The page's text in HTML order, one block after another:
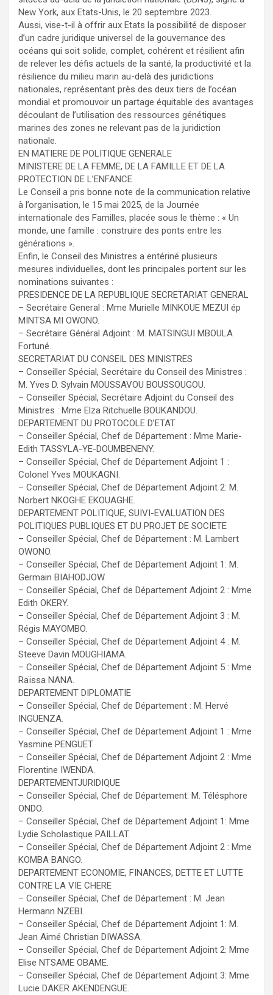
New York, aux Etats-Unis, le 20 septembre 2023.
Aussi, vise-t-il à offrir aux Etats la possibilité de disposer
d’un cadre juridique universel de la gouvernance des
océans qui soit solide, complet, cohérent et résilient afin
de relever les défis actuels de la santé, la productivité et la
résilience du milieu marin au-delà des juridictions
nationales, représentant près des deux tiers de l’océan
mondial et promouvoir un partage équitable des avantages
découlant de l’utilisation des ressources génétiques
marines des zones ne relevant pas de la juridiction
nationale.
EN MATIERE DE POLITIQUE GENERALE
MINISTERE DE LA FEMME, DE LA FAMILLE ET DE LA
PROTECTION DE L’ENFANCE
Le Conseil a pris bonne note de la communication relative
à l’organisation, le 15 mai 2025, de la Journée
internationale des Familles, placée sous le thème : « Un
monde, une famille : construire des ponts entre les
générations ».
Enfin, le Conseil des Ministres a entériné plusieurs
mesures individuelles, dont les principales portent sur les
nominations suivantes :
PRESIDENCE DE LA REPUBLIQUE SECRETARIAT GENERAL
– Secrétaire General : Mme Murielle MINKOUE MEZUI ép
MINTSA MI OWONO.
– Secrétaire Général Adjoint : M. MATSINGUI MBOULA
Fortuné.
SECRETARIAT DU CONSEIL DES MINISTRES
– Conseiller Spécial, Secrétaire du Conseil des Ministres :
M. Yves D. Sylvain MOUSSAVOU BOUSSOUGOU.
– Conseiller Spécial, Secrétaire Adjoint du Conseil des
Ministres : Mme Elza Ritchuelle BOUKANDOU.
DEPARTEMENT DU PROTOCOLE D’ETAT
– Conseiller Spécial, Chef de Département : Mme Marie-
Edith TASSYLA-YE-DOUMBENENY.
– Conseiller Spécial, Chef de Département Adjoint 1 :
Colonel Yves MOUKAGNI.
– Conseiller Spécial, Chef de Département Adjoint 2: M.
Norbert NKOGHE EKOUAGHE.
DEPARTEMENT POLITIQUE, SUIVI-EVALUATION DES
POLITIQUES PUBLIQUES ET DU PROJET DE SOCIETE
– Conseiller Spécial, Chef de Département : M. Lambert
OWONO.
– Conseiller Spécial, Chef de Département Adjoint 1: M.
Germain BIAHODJOW.
– Conseiller Spécial, Chef de Département Adjoint 2 : Mme
Edith OKERY.
– Conseiller Spécial, Chef de Département Adjoint 3 : M.
Régis MAYOMBO.
– Conseiller Spécial, Chef de Département Adjoint 4 : M.
Steeve Davin MOUGHIAMA.
– Conseiller Spécial, Chef de Département Adjoint 5 : Mme
Raïssa NANA.
DEPARTEMENT DIPLOMATIE
– Conseiller Spécial, Chef de Département : M. Hervé
INGUENZA.
– Conseiller Spécial, Chef de Département Adjoint 1 : Mme
Yasmine PENGUET.
– Conseiller Spécial, Chef de Département Adjoint 2 : Mme
Florentine IWENDA.
DEPARTEMENTJURIDIQUE
– Conseiller Spécial, Chef de Département: M. Télésphore
ONDO.
– Conseiller Spécial, Chef de Département Adjoint 1: Mme
Lydie Scholastique PAILLAT.
– Conseiller Spécial, Chef de Département Adjoint 2 : Mme
KOMBA BANGO.
DEPARTEMENT ECONOMIE, FINANCES, DETTE ET LUTTE
CONTRE LA VIE CHERE
– Conseiller Spécial, Chef de Département : M. Jean
Hermann NZEBI.
– Conseiller Spécial, Chef de Département Adjoint 1: M.
Jean Aimé Christian DIWASSA.
– Conseiller Spécial, Chef de Département Adjoint 2: Mme
Elise NTSAME ОВАМЕ.
– Conseiller Spécial, Chef de Département Adjoint 3: Mme
Lucie DAKER AKENDENGUE.